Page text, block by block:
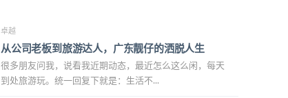
卓越
从公司老板到旅游达人，广东靓仔的洒脱人生
很多朋友问我，说看我近期动态，最近怎么这么闲，每天
到处旅游玩。统一回复下就是：生活不...